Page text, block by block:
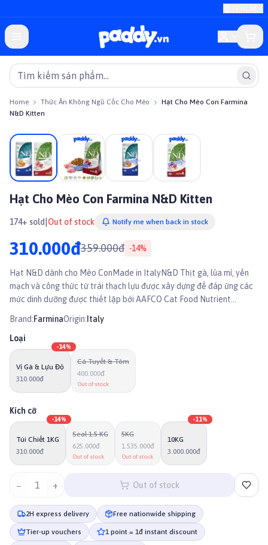
Home Thức Ăn Không Ngũ Cốc Cho Mèo
Hạt Cho Mèo Con Farmina
N&D Kitten
On sale
Hạt Cho Mèo Con Farmina N&D Kitten
174+ sold Out of stock Notify me when back in stock
310.000đ359.000đ -14%
Hạt N&D dành cho Mèo ConMade in ItalyN&D Thịt gà, lúa mì, yến
mạch và công thức từ trái thạch lựu được xây dựng để đáp ứng các
mức dinh dưỡng được thiết lập bởi AAFCO Cat Food Nutrient
Brand:FarminaOrigin: Italy
Loại
Vị Gà & Lựu Đỏ
310.000đ
-14%
Cá Tuyết & Tôm
400.000đ
Out of stock
Kích cỡ
Túi Chiết 1KG
310.000đ
-14%
Seal 1.5 KG
625.000đ
Out of stock
5KG
1.535.000đ
Out of stock
10KG
3.000.000đ
-11%
− 1 + Out of stock
2H express delivery Free nationwide shipping
Tier-up vouchers 1 point = 1đ instant discount